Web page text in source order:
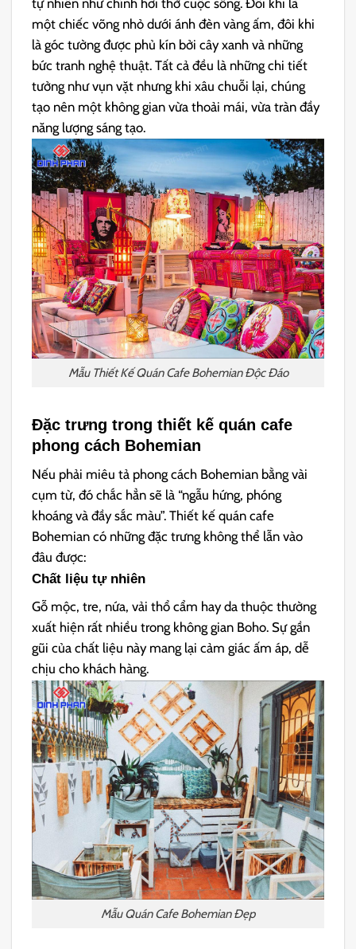
một chiếc võng nhỏ dưới ánh đèn vàng ấm, đôi khi
là góc tường được phủ kín bởi cây xanh và những
bức tranh nghệ thuật. Tất cả đều là những chi tiết
tưởng như vụn vặt nhưng khi xâu chuỗi lại, chúng
tạo nên một không gian vừa thoải mái, vừa tràn đầy
năng lượng sáng tạo.
Mẫu Thiết Kế Quán Cafe Bohemian Độc Đáo
Đặc trưng trong thiết kế quán cafe
phong cách Bohemian
Nếu phải miêu tả phong cách Bohemian bằng vài
cụm từ, đó chắc hẳn sẽ là “ngẫu hứng, phóng
khoáng và đầy sắc màu”. Thiết kế quán cafe
Bohemian có những đặc trưng không thể lẫn vào
đâu được:
Chất liệu tự nhiên
Gỗ mộc, tre, nứa, vải thổ cẩm hay da thuộc thường
xuất hiện rất nhiều trong không gian Boho. Sự gần
gũi của chất liệu này mang lại cảm giác ấm áp, dễ
chịu cho khách hàng.
Mẫu Quán Cafe Bohemian Đẹp